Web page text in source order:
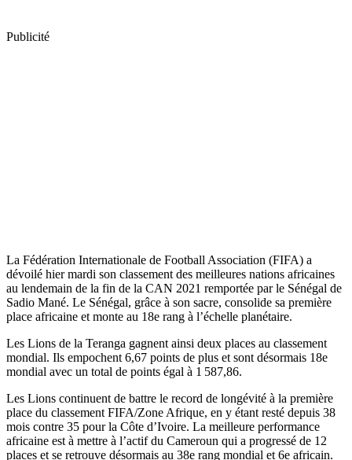
Publicité
La Fédération Internationale de Football Association (FIFA) a
dévoilé hier mardi son classement des meilleures nations africaines
au lendemain de la fin de la CAN 2021 remportée par le Sénégal de
Sadio Mané. Le Sénégal, grâce à son sacre, consolide sa première
place africaine et monte au 18e rang à l’échelle planétaire.
Les Lions de la Teranga gagnent ainsi deux places au classement
mondial. Ils empochent 6,67 points de plus et sont désormais 18e
mondial avec un total de points égal à 1 587,86.
Les Lions continuent de battre le record de longévité à la première
place du classement FIFA/Zone Afrique, en y étant resté depuis 38
mois contre 35 pour la Côte d’Ivoire. La meilleure performance
africaine est à mettre à l’actif du Cameroun qui a progressé de 12
places et se retrouve désormais au 38e rang mondial et 6e africain.